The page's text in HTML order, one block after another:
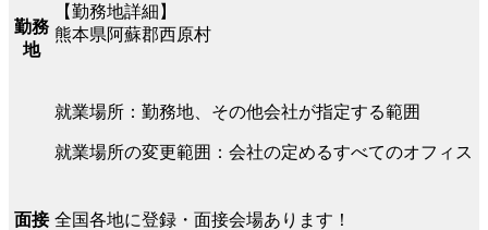
勤務
地
【勤務地詳細】
熊本県阿蘇郡西原村
就業場所：勤務地、その他会社が指定する範囲
就業場所の変更範囲：会社の定めるすべてのオフィス
面接 全国各地に登録・面接会場あります！